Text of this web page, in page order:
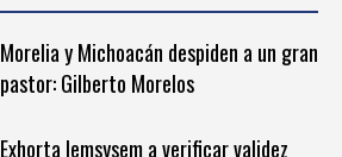
Morelia y Michoacán despiden a un gran
pastor: Gilberto Morelos
Exhorta Iemsysem a verificar validez